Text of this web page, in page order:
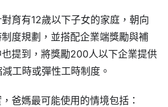
育有12歲以下子女的家庭，朝向
度規劃，並搭配企業端獎勵與補
提到，將獎勵200人以下企業提供
工時或彈性工時制度。
爸媽最可能使用的情境包括：